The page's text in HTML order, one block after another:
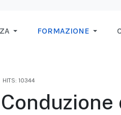
FORMAZIONE
HITS: 10344